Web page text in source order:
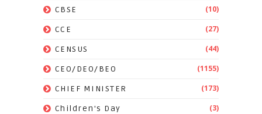
CBSE (10)
CCE (27)
CENSUS (44)
CEO/DEO/BEO (1155)
CHIEF MINISTER (173)
Children's Day (3)